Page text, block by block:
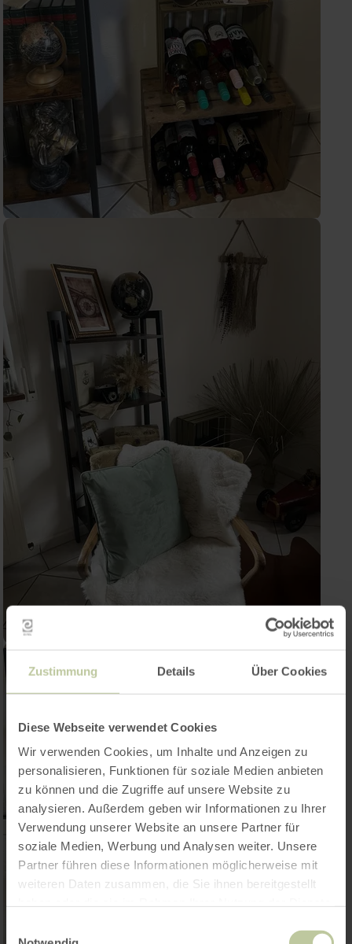
Zustimmung Details Über Cookies
Diese Webseite verwendet Cookies
Wir verwenden Cookies, um Inhalte und Anzeigen zu
personalisieren, Funktionen für soziale Medien anbieten
zu können und die Zugriffe auf unsere Website zu
analysieren. Außerdem geben wir Informationen zu Ihrer
Verwendung unserer Website an unsere Partner für
soziale Medien, Werbung und Analysen weiter. Unsere
Partner führen diese Informationen möglicherweise mit
weiteren Daten zusammen, die Sie ihnen bereitgestellt